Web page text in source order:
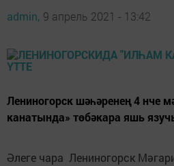
admin, 9 апрель 2021 - 13:42
Лениногорск шәһәренең 4 нче
канатында» төбәкара яшь
Әлеге чара Лениногорск